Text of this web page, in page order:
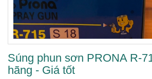
Súng phun sơn PRONA R-
hãng - Giá tốt